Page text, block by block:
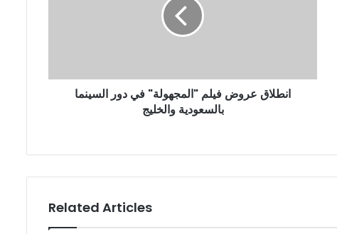
والخليج
انطلاق عروض فيلم "المجهولة" في دور السينما
بالسعودية والخليج
Related Articles